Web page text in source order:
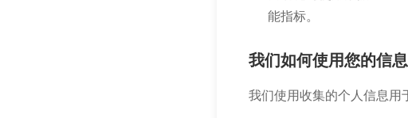
能指标。
我们如何使用您的信息
我们使用收集的个人信息用